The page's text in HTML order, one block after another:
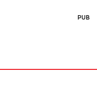
PUB